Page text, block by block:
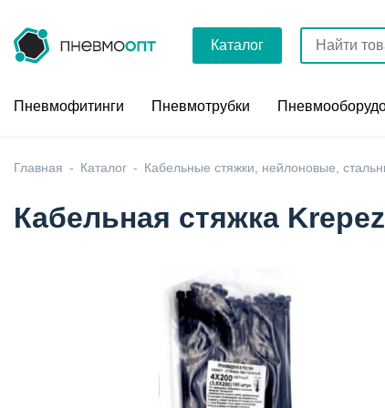
Каталог
Пневмофитинги Пневмотрубки
Главная Каталог Кабельные стяжки, нейлоновые,
Кабельная стяжка